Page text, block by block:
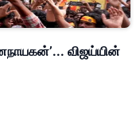
விஜய்யின்